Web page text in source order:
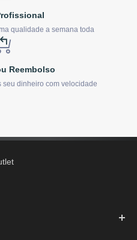
qualidade a semana toda
Reembolso
dinheiro com velocidade